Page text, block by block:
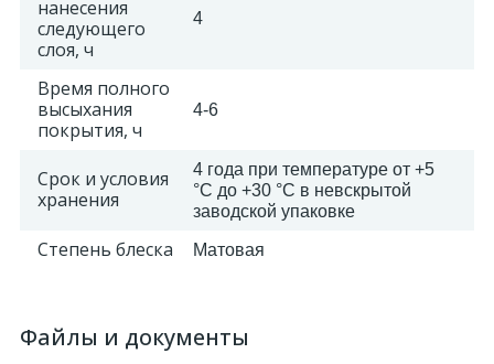
нанесения
следующего
слоя, ч
4
Время полного
высыхания
покрытия, ч
4-6
Срок и условия
хранения
4 года при температуре от +5
°С до +30 °С в невскрытой
заводской упаковке
Степень блеска Матовая
Файлы и документы
Пилястры цветные
Уголки цветные